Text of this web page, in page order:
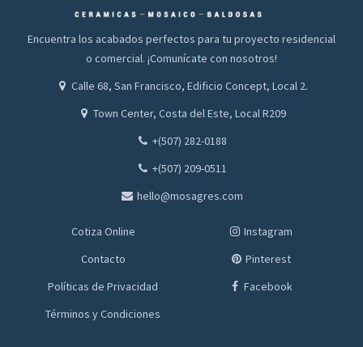
Encuentra los acabados perfectos para tu proyecto residencial
o comercial. ¡Comunícate con nosotros!
Calle 68, San Francisco, Edificio Concept, Local 2.
Town Center, Costa del Este, Local R209
+(507) 282-0188
+(507) 209-0511
hello@mosagres.com
Cotiza Online
Contacto
Políticas de Privacidad
Términos y Condiciones
Instagram
Pinterest
Facebook